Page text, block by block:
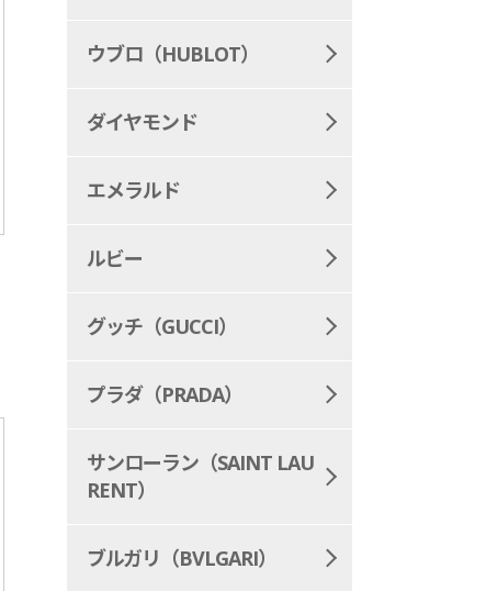
ウブロ（HUBLOT）
ダイヤモンド
エメラルド
ルビー
グッチ（GUCCI）
プラダ（PRADA）
サンローラン（SAINT LAU
RENT）
ブルガリ（BVLGARI）